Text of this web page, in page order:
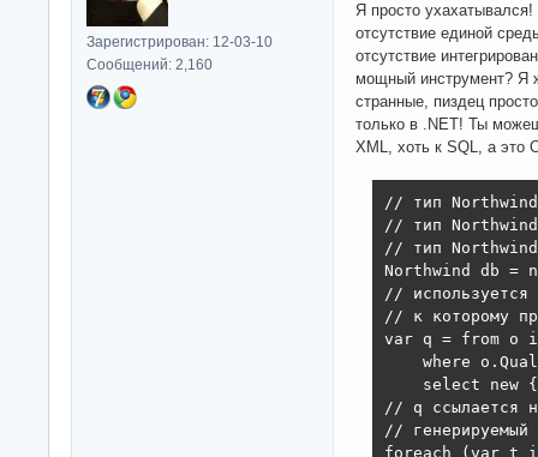
Зарегистрирован: 12-03-10
Сообщений: 2,160
Я просто
отсутствие единой
отсутствие
мощный инструмент? Я
странные, пиздец
только в .NET! Ты
XML, хоть к SQL, а
// тип Northwind
// тип
// тип
Northwind db =
//
// к которому
var q = from o
where
select new
// q ссылается
// генерируемый
foreach (var t